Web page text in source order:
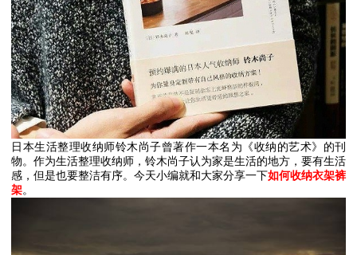
日本生活整理收纳师铃木尚子曾著作一本名为《收纳的艺术》的刊
物。作为生活整理收纳师，铃木尚子认为家是生活的地方，要有生活
感，但是也要整洁有序。今天小编就和大家分享一下如何收纳衣架裤
架。